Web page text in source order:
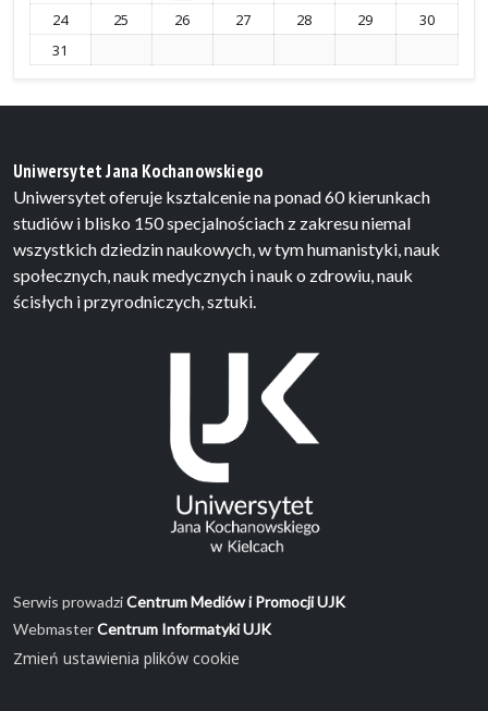
24
25 26 27 28 29
30
31
Uniwersytet Jana Kochanowskiego
Uniwersytet oferuje ksztalcenie na ponad 60 kierunkach
studiów i blisko 150 specjalnościach z zakresu niemal
wszystkich dziedzin naukowych, w tym humanistyki, nauk
społecznych, nauk medycznych i nauk o zdrowiu, nauk
ścisłych i przyrodniczych, sztuki.
Serwis prowadziCentrum Mediów i Promocji UJK
WebmasterCentrum Informatyki UJK
Zmień ustawienia plików cookie